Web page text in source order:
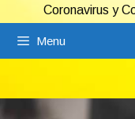
Coronavirus y
Menu